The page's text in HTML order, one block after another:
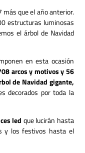
que el año anterior.
estructuras luminosas
el árbol de Navidad
en esta ocasión
arcos y motivos y 56
de Navidad gigante,
decorados por toda la
led que lucirán hasta
y los festivos hasta el